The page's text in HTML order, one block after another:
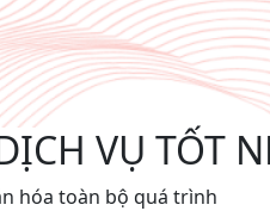
VỤ TỐT
hóa toàn bộ quá trình